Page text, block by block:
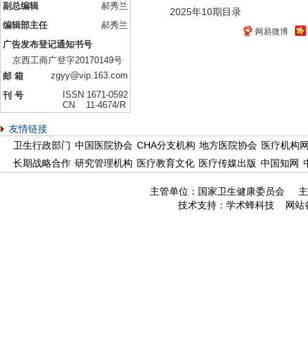
副总编辑
郝秀兰
编辑部主任
郝秀兰
广告发布登记通知书号
京西工商广登字20170149号
邮 箱
zgyy@vip.163.com
刊 号
ISSN 1671-0592
CN 11-4674/R
2025年10期目录
网易微博
友情链接
卫生行政部门 中国医院协会 CHA分支机构 地方医院协会 医疗机构
长期战略合作 研究管理机构 医疗教育文化 医疗传媒出版 中国知网
主管单位：国家卫生健康委员会
技术支持：学术蜂科技 网站